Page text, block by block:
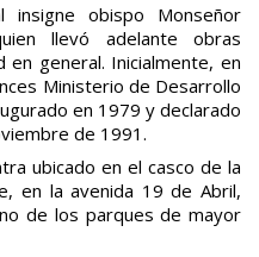
obispo Monseñor
llevó adelante obras
en general. Inicialmente, en
Ministerio de Desarrollo
en 1979 y declarado
de 1991.
ubicado en el casco de la
en la avenida 19 de Abril,
de los parques de mayor